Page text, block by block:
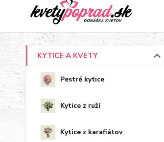
KYTICE A KVETY
Pestré kytice
Kytice z ruží
Kytice z karafiátov